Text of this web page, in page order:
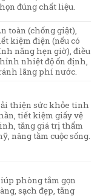
đúng chất liệu.
toàn (chống giật),
kiệm điện (nếu có
năng hẹn giờ), điều
nhiệt độ ổn định,
lãng phí nước.
thiện sức khỏe tinh
tiết kiệm giấy vệ
tăng giá trị thẩm
nâng tầm cuộc sống.
phòng tắm gọn
sạch đẹp, tăng